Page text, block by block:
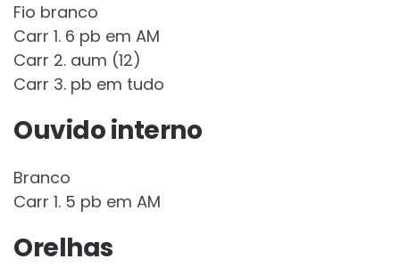
Fio branco
Carr 1. 6 pb em AM
Carr 2. aum (12)
Carr 3. pb em tudo
Ouvido interno
Branco
Carr 1. 5 pb em AM
Orelhas